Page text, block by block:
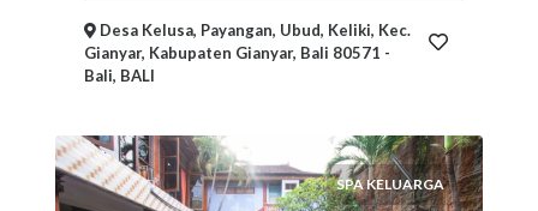
Desa Kelusa, Payangan, Ubud, Keliki, Kec.
Gianyar, Kabupaten Gianyar, Bali 80571 -
Bali, BALI
SPA KELUARGA